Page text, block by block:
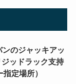
のジャッキアッ
ッドラック支持
定場所）